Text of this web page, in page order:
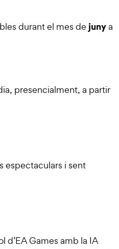
durant el mes de junya
presencialment, a partir
espectaculars i sent
d’EA Games amb la IA